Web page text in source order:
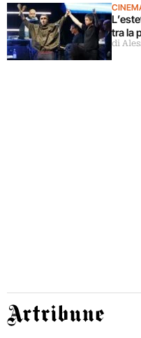
tra la
di
Artribune